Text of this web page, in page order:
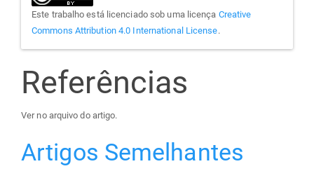
Este trabalho está licenciado sob uma licença Creative
Commons Attribution 4.0 International License.
Referências
Ver no arquivo do artigo.
Artigos Semelhantes